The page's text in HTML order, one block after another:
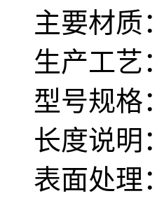
主要材质
生产工艺
型号规格
长度说明
表面处理